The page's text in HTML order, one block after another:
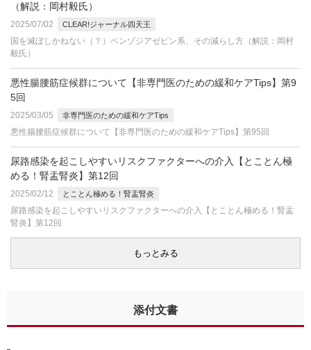
（解説：岡村毅氏）
2025/07/02 CLEAR!ジャーナル四天王
国を滅ぼしかねない（？）ベンゾジアゼピン系、その減らし方（解説：岡村
毅氏）
悪性腸腰筋症候群について【非専門医のための緩和ケアTips】第9
5回
2025/03/05 非専門医のための緩和ケアTips
悪性腸腰筋症候群について【非専門医のための緩和ケアTips】第95回
尿路感染を起こしやすいリスクファクターへの介入【とことん極
める！腎盂腎炎】第12回
2025/02/12 とことん極める！腎盂腎炎
尿路感染を起こしやすいリスクファクターへの介入【とことん極める！腎盂
腎炎】第12回
もっとみる
添付文書